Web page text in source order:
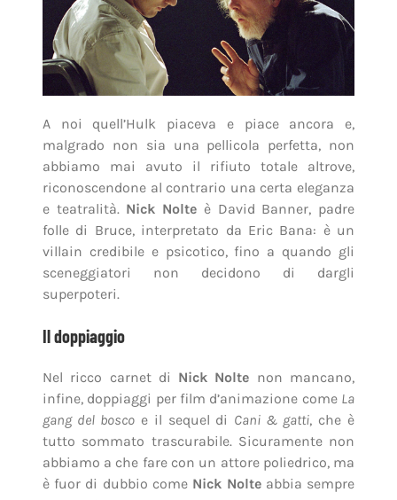
A noi quell’Hulk piaceva e piace ancora e,
malgrado non sia una pellicola perfetta, non
abbiamo mai avuto il rifiuto totale altrove,
riconoscendone al contrario una certa eleganza
e teatralità. Nick Nolte è David Banner, padre
folle di Bruce, interpretato da Eric Bana: è un
villain credibile e psicotico, fino a quando gli
sceneggiatori non decidono di dargli
superpoteri.
Il doppiaggio
Nel ricco carnet di Nick Nolte non mancano,
infine, doppiaggi per film d’animazione come La
gang del boscoe il sequel di Cani & gatti, che è
tutto sommato trascurabile. Sicuramente non
abbiamo a che fare con un attore poliedrico, ma
è fuor di dubbio come Nick Nolteabbia sempre